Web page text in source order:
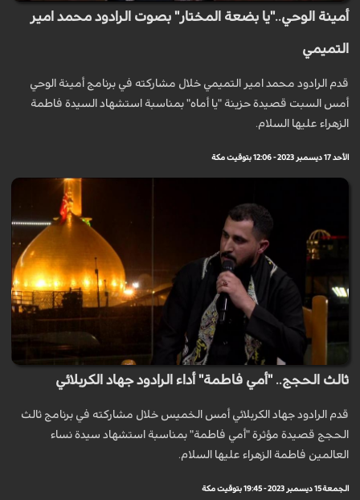
أمينة الوحي.."يا بضعة المختار" بصوت الرادود محمد امير
التميمي
قدم الرادود محمد امير التميمي خلال مشاركته في برنامج أمينة الوحي
أمس السبت قصيدة حزينة "يا أماه" بمناسبة استشهاد السيدة فاطمة
الزهراء عليها السلام.
الأحد 17 ديسمبر 2023 - 12:06 بتوقيت مكة
ثالث الحجج.. "أمي فاطمة" أداء الرادود جهاد الكربلائي
قدم الرادود جهاد الكربلائي أمس الخميس خلال مشاركته في برنامج ثالث
الحجج قصيدة مؤثرة "أمي فاطمة" بمناسبة استشهاد سيدة نساء
العالمين فاطمة الزهراء عليها السلام.
الجمعة 15 ديسمبر 2023 - 19:45 بتوقيت مكة